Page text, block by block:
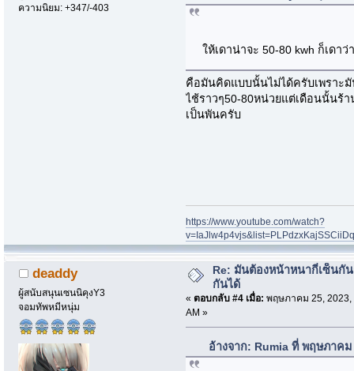
ความนิยม: +347/-403
ให้เดาน่าจะ 50-80 kwh ก็เดา
คือมันคิดแบบนั้นไม่ได้ครับเพราะ
ไช้ราวๆ50-80หน่วยแต่เดือนนั้นร้
เป็นพันครับ
https://www.youtube.com/watch?
deaddy
ผู้สนับสนุนเซนนิคุงY3
จอมทัพหมีหนุ่ม
Re: มันต้องหน้าหนากี่เซ็นกั
กันได้
« ตอบกลับ #4 เมื่อ: พฤษภาคม 25, 2023,
AM »
อ้างจาก: Rumia ที่ พฤษภาคม